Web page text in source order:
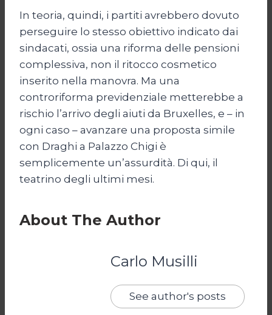
In teoria, quindi, i partiti avrebbero dovuto
perseguire lo stesso obiettivo indicato dai
sindacati, ossia una riforma delle pensioni
complessiva, non il ritocco cosmetico
inserito nella manovra. Ma una
controriforma previdenziale metterebbe a
rischio l’arrivo degli aiuti da Bruxelles, e – in
ogni caso – avanzare una proposta simile
con Draghi a Palazzo Chigi è
semplicemente un’assurdità. Di qui, il
teatrino degli ultimi mesi.
About The Author
Carlo Musilli
See author's posts